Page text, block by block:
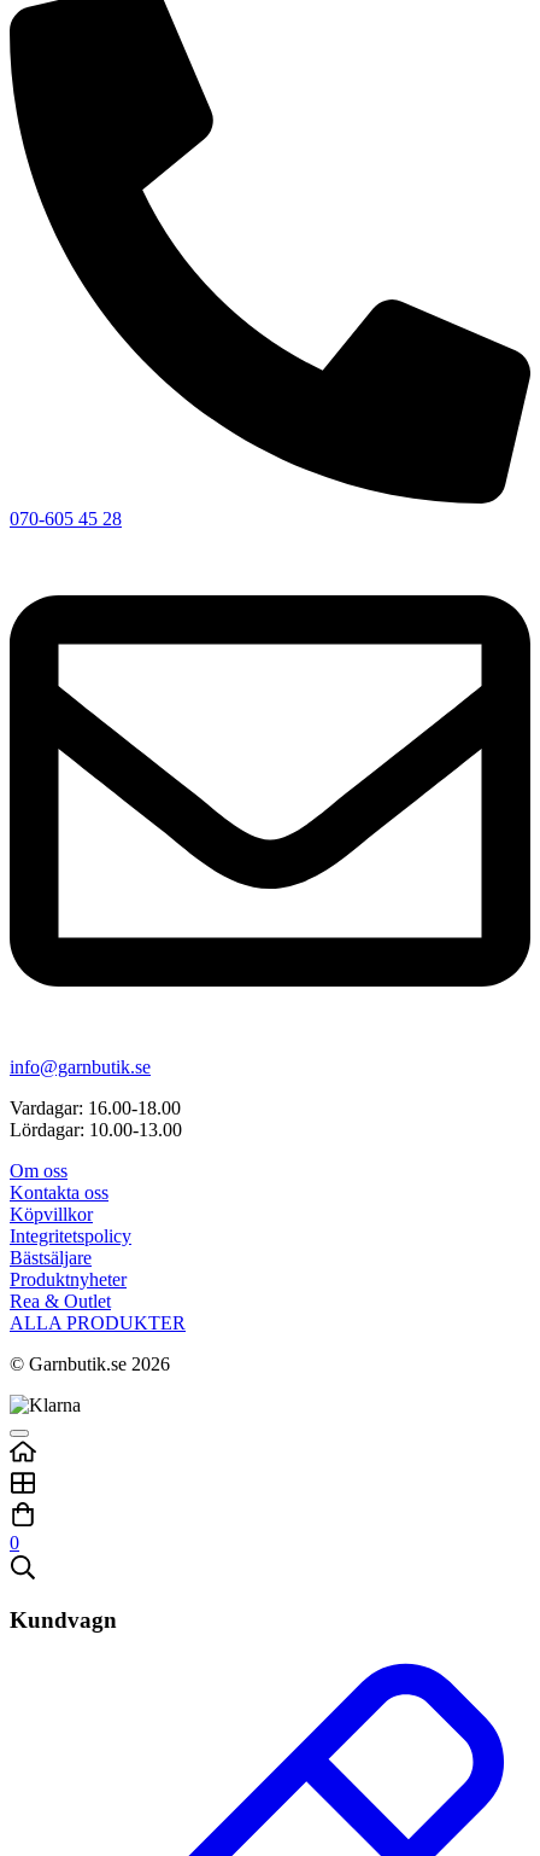
070-605 45 28
info@garnbutik.se
Vardagar: 16.00-18.00
Lördagar: 10.00-13.00
Om oss
Kontakta oss
Köpvillkor
Integritetspolicy
Bästsäljare
Produktnyheter
Rea & Outlet
ALLA PRODUKTER
© Garnbutik.se 2026
0
Kundvagn